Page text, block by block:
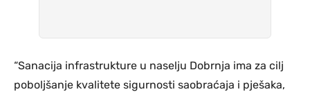
“Sanacija infrastrukture u naselju Dobrnja ima za cilj
poboljšanje kvalitete sigurnosti saobraćaja i pješaka,